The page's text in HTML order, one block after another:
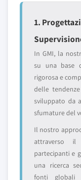
1.
In GMI, la
su una base
rigorosa e
delle
sviluppato da
sfumature del
Il nostro
attraverso
partecipanti e
una ricerca
fonti globali